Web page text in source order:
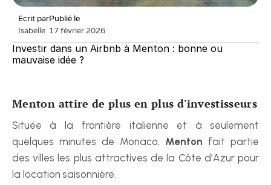
Ecrit par
Isabelle
Publié le
17 février 2026
Investir dans un Airbnb à Menton : bonne ou
mauvaise idée ?
Menton attire de plus en plus d'investisseurs
Située à la frontière italienne et à seulement
quelques minutes de Monaco, Menton fait partie
des villes les plus attractives de la Côte d'Azur pour
la location saisonnière.